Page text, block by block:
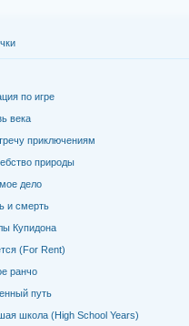
по игре
века
приключениям
природы
дело
и смерть
Купидона
(For Rent)
ранчо
путь
школа (High School Years)